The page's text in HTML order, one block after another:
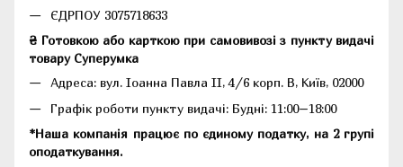
ЄДРПОУ 3075718633
₴ Готовкою або карткою при самовивозі з пункту видачі
товару Суперумка
Адреса: вул. Іоанна Павла II, 4/6 корп. В, Київ, 02000
Графік роботи пункту видачі: Будні: 11:00–18:00
*Наша компанія працює по єдиному податку, на 2 групі
оподаткування.